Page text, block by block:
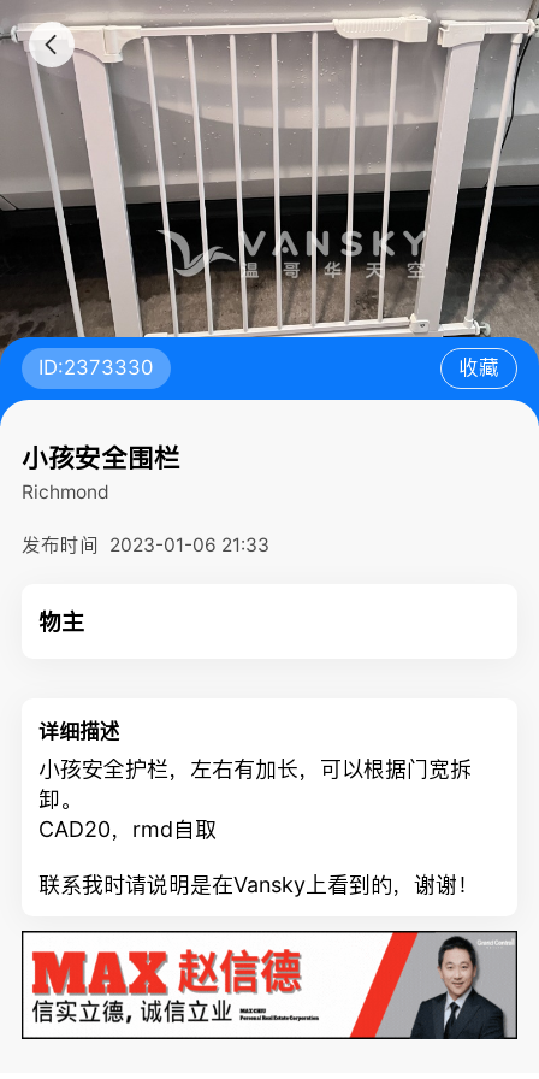
ID:2373330 收藏
小孩安全围栏
Richmond
发布时间 2023-01-06 21:33
物主
详细描述
小孩安全护栏，左右有加长，可以根据门宽拆
卸。
CAD20，rmd自取
联系我时请说明是在Vansky上看到的，谢谢！